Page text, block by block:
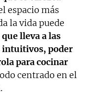
espacio más
la vida puede
que lleva a las
intuitivos, poder
para cocinar
centrado en el